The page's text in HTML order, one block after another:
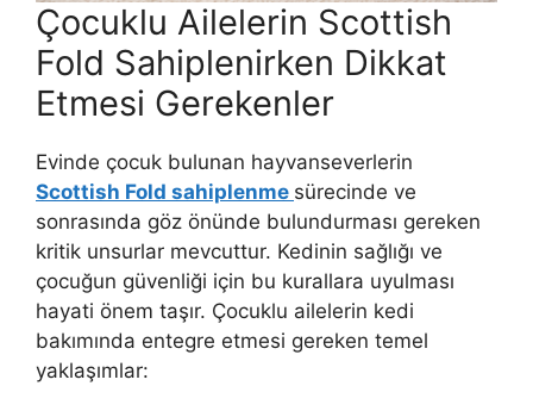
Çocuklu Ailelerin Scottish
Fold Sahiplenirken Dikkat
Etmesi Gerekenler
Evinde çocuk bulunan hayvanseverlerin
Scottish Fold sahiplenme sürecinde ve
sonrasında göz önünde bulundurması gereken
kritik unsurlar mevcuttur. Kedinin sağlığı ve
çocuğun güvenliği için bu kurallara uyulması
hayati önem taşır. Çocuklu ailelerin kedi
bakımında entegre etmesi gereken temel
yaklaşımlar: